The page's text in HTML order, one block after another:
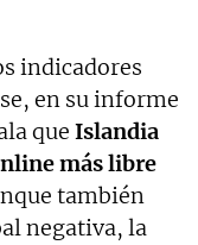
indicadores
en su informe
que Islandia
más libre
también
negativa, la